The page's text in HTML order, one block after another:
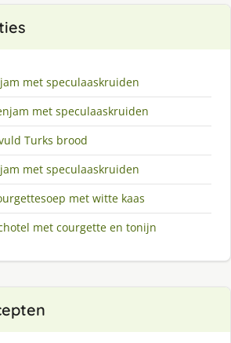
met speculaaskruiden
met speculaaskruiden
Turks brood
met speculaaskruiden
met witte kaas
met courgette en tonijn